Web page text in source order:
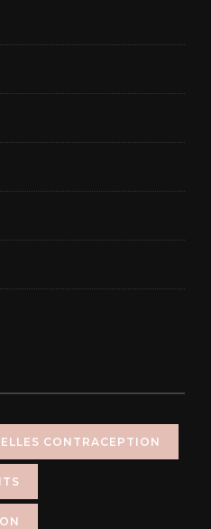
CONTRACEPTION